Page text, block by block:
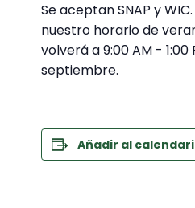
Se aceptan SNAP y
nuestro horario de
volverá a 9:00 AM - 1:00
septiembre.
Añadir al